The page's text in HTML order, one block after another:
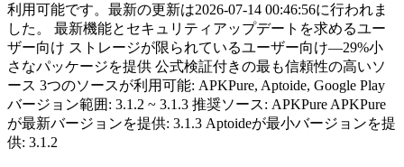
利用可能です。最新の更新は2026-07-14 00:46:56に行われま
した。 最新機能とセキュリティアップデートを求めるユー
ザー向け ストレージが限られているユーザー向け—29%小
さなパッケージを提供 公式検証付きの最も信頼性の高いソ
ース 3つのソースが利用可能: APKPure, Aptoide, Google Play
バージョン範囲: 3.1.2 ~ 3.1.3 推奨ソース: APKPure APKPure
が最新バージョンを提供: 3.1.3 Aptoideが最小バージョンを提
供: 3.1.2